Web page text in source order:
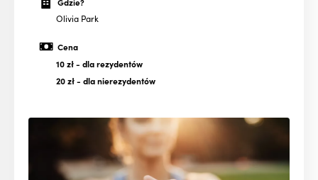
Olivia Park
Cena
10 zł- dla rezydentów
20 zł- dla nierezydentów